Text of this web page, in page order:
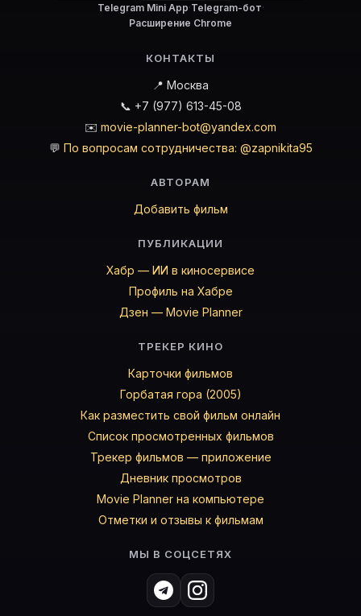
Telegram Mini App·Telegram-бот·
Расширение Chrome
КОНТАКТЫ
📍 Москва
📞 +7 (977) 613-45-08
✉️ movie-planner-bot@yandex.com
💬 По вопросам сотрудничества: @zapnikita95
АВТОРАМ
Добавить фильм
ПУБЛИКАЦИИ
Хабр — ИИ в киносервисе
Профиль на Хабре
Дзен — Movie Planner
ТРЕКЕР КИНО
Карточки фильмов
Горбатая гора (2005)
Как разместить свой фильм онлайн
Список просмотренных фильмов
Трекер фильмов — приложение
Дневник просмотров
Movie Planner на компьютере
Отметки и отзывы к фильмам
МЫ В СОЦСЕТЯХ